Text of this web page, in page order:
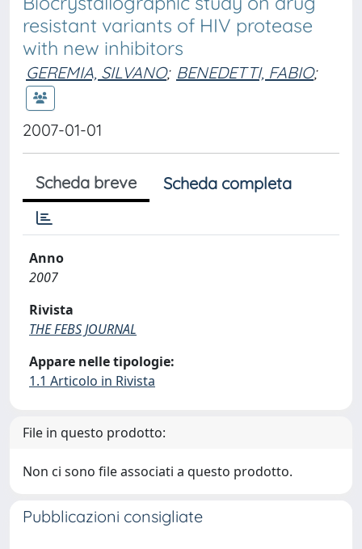
resistant variants of HIV protease
with new inhibitors
GEREMIA, SILVANO; BENEDETTI, FABIO;
2007-01-01
Scheda breve Scheda completa
Anno
2007
Rivista
THE FEBS JOURNAL
Appare nelle tipologie:
1.1 Articolo in Rivista
File in questo prodotto:
Non ci sono file associati a questo prodotto.
Pubblicazioni consigliate